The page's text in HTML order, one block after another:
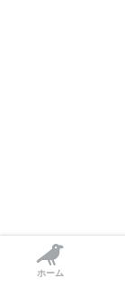
ホーム